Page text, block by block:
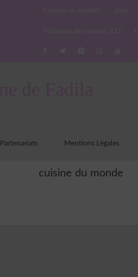
Partenariats Mentions Légales
cuisine du monde